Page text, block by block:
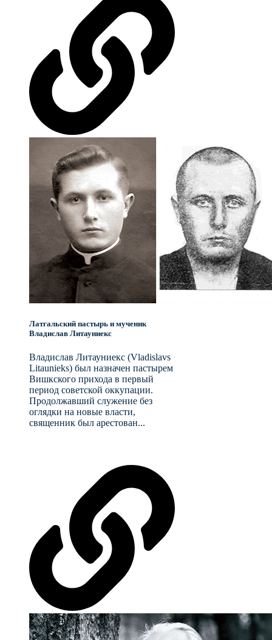
Латгальский пастырь и мученик
Владислав Литауниекс
Владислав Литауниекс (Vladislavs
Litaunieks) был назначен пастырем
Вишкского прихода в первый
период советской оккупации.
Продолжавший служение без
оглядки на новые власти,
священник был арестован...